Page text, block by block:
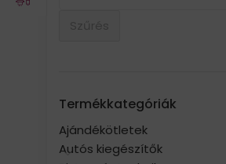
Termékkategóriák
Ajándékötletek
Autós kiegészítők